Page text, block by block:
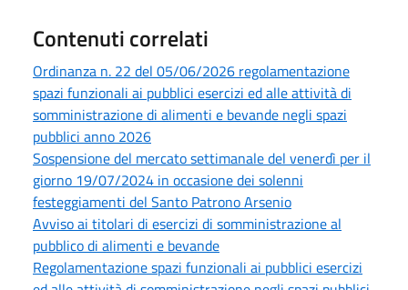
Contenuti correlati
Ordinanza n. 22 del 05/06/2026 regolamentazione
spazi funzionali ai pubblici esercizi ed alle attività di
somministrazione di alimenti e bevande negli spazi
pubblici anno 2026
Sospensione del mercato settimanale del venerdì per il
giorno 19/07/2024 in occasione dei solenni
festeggiamenti del Santo Patrono Arsenio
Avviso ai titolari di esercizi di somministrazione al
pubblico di alimenti e bevande
Regolamentazione spazi funzionali ai pubblici esercizi